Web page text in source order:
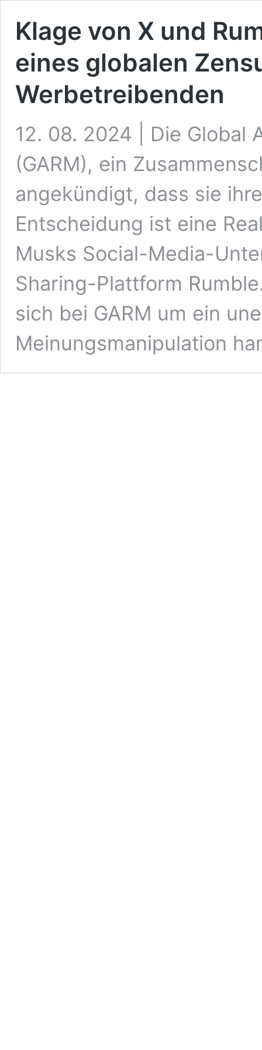
Klage von X und
eines globalen
Werbetreibenden
12. 08. 2024 | Die Global
(GARM), ein
angekündigt, dass sie
Entscheidung ist eine
Musks Social-Media-
Sharing-Plattform
sich bei GARM um ein
Meinungsmanipulation